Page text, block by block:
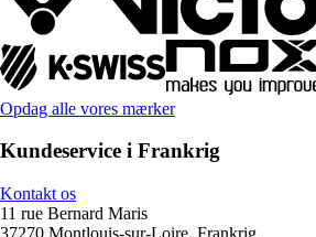
Opdag alle vores mærker
Kundeservice i Frankrig
Kontakt os
11 rue Bernard Maris